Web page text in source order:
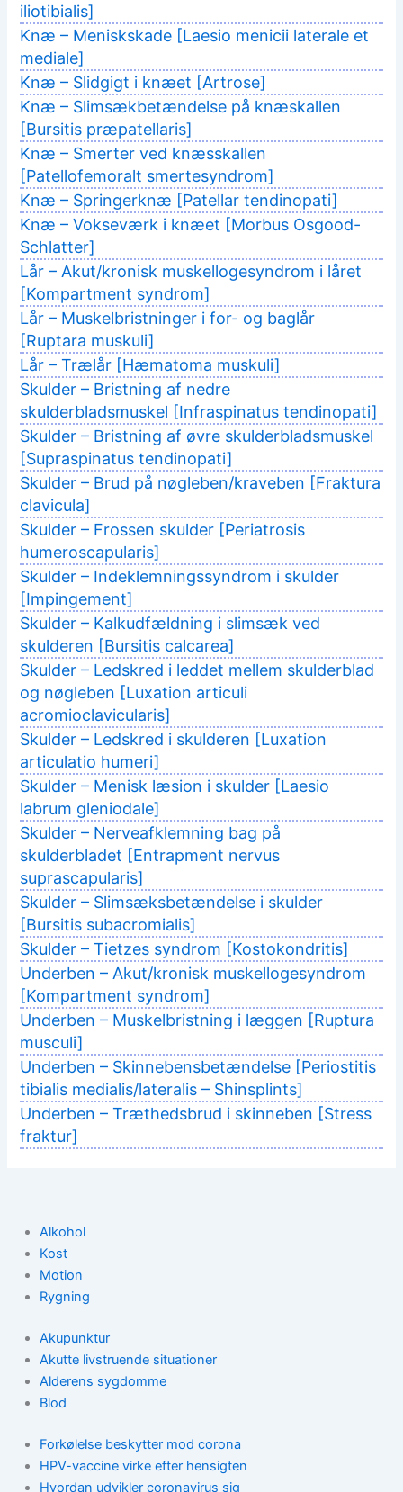
iliotibialis]
Knæ – Meniskskade [Laesio menicii laterale et
mediale]
Knæ – Slidgigt i knæet [Artrose]
Knæ – Slimsækbetændelse på knæskallen
[Bursitis præpatellaris]
Knæ – Smerter ved knæsskallen
[Patellofemoralt smertesyndrom]
Knæ – Springerknæ [Patellar tendinopati]
Knæ – Vokseværk i knæet [Morbus Osgood-
Schlatter]
Lår – Akut/kronisk muskellogesyndrom i låret
[Kompartment syndrom]
Lår – Muskelbristninger i for- og baglår
[Ruptara muskuli]
Lår – Trælår [Hæmatoma muskuli]
Skulder – Bristning af nedre
skulderbladsmuskel [Infraspinatus tendinopati]
Skulder – Bristning af øvre skulderbladsmuskel
[Supraspinatus tendinopati]
Skulder – Brud på nøgleben/kraveben [Fraktura
clavicula]
Skulder – Frossen skulder [Periatrosis
humeroscapularis]
Skulder – Indeklemningssyndrom i skulder
[Impingement]
Skulder – Kalkudfældning i slimsæk ved
skulderen [Bursitis calcarea]
Skulder – Ledskred i leddet mellem skulderblad
og nøgleben [Luxation articuli
acromioclavicularis]
Skulder – Ledskred i skulderen [Luxation
articulatio humeri]
Skulder – Menisk læsion i skulder [Laesio
labrum gleniodale]
Skulder – Nerveafklemning bag på
skulderbladet [Entrapment nervus
suprascapularis]
Skulder – Slimsæksbetændelse i skulder
[Bursitis subacromialis]
Skulder – Tietzes syndrom [Kostokondritis]
Underben – Akut/kronisk muskellogesyndrom
[Kompartment syndrom]
Underben – Muskelbristning i læggen [Ruptura
musculi]
Underben – Skinnebensbetændelse [Periostitis
tibialis medialis/lateralis – Shinsplints]
Underben – Træthedsbrud i skinneben [Stress
fraktur]
Alkohol
Kost
Motion
Rygning
Akupunktur
Akutte livstruende situationer
Alderens sygdomme
Blod
Forkølelse beskytter mod corona
HPV-vaccine virke efter hensigten
Hvordan udvikler coronavirus sig